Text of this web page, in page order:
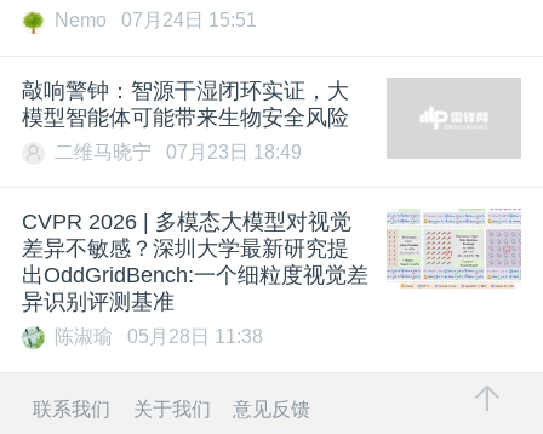
Nemo 07月24日 15:51
敲响警钟：智源干湿闭环实证，大
模型智能体可能带来生物安全风险
二维马晓宁 07月23日 18:49
CVPR 2026 | 多模态大模型对视觉
差异不敏感？深圳大学最新研究提
出OddGridBench:一个细粒度视觉差
异识别评测基准
陈淑瑜 05月28日 11:38
联系我们 关于我们 意见反馈